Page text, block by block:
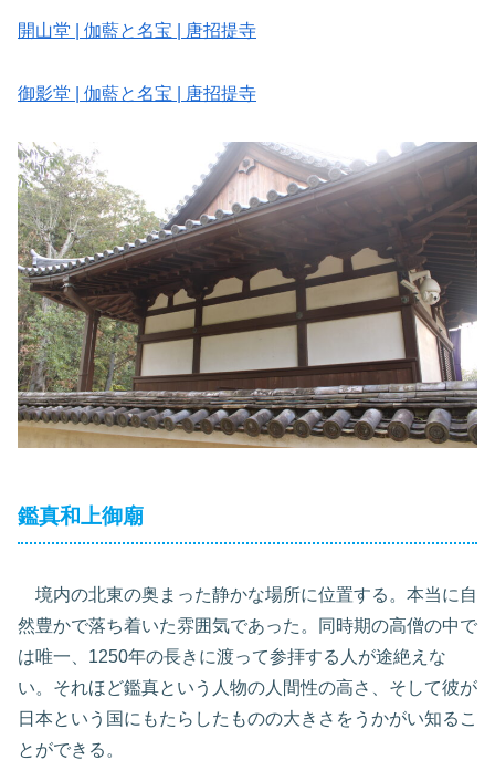
開山堂 | 伽藍と名宝 | 唐招提寺
御影堂 | 伽藍と名宝 | 唐招提寺
鑑真和上御廟
境内の北東の奥まった静かな場所に位置する。本当に自
然豊かで落ち着いた雰囲気であった。同時期の高僧の中で
は唯一、1250年の長きに渡って参拝する人が途絶えな
い。それほど鑑真という人物の人間性の高さ、そして彼が
日本という国にもたらしたものの大きさをうかがい知るこ
とができる。